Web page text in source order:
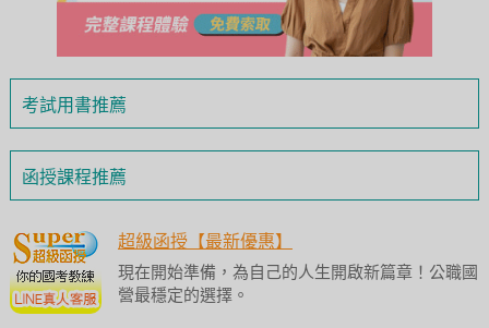
考試用書推薦
函授課程推薦
超級函授【最新優惠】
現在開始準備，為自己的人生開啟新篇章！公職國
營最穩定的選擇。